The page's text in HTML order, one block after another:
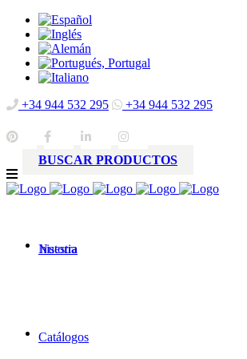
+34 944 532 295 +34 944 532 295
BUSCAR PRODUCTOS
Nuestra
historia
Catálogos